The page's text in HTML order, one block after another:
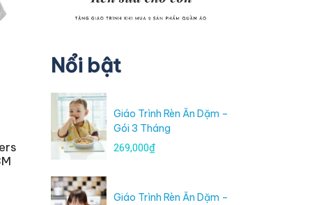
Nổi bật
Giáo Trình Rèn Ăn Dặm –
Gói 3 Tháng
269,000₫
Giáo Trình Rèn Ăn Dặm –